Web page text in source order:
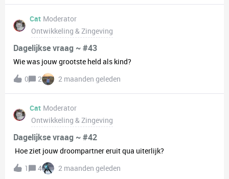
Cat Moderator
Ontwikkeling & Zingeving
Dagelijkse vraag ~ #43
Wie was jouw grootste held als kind?
0
2 2 maanden geleden
Cat Moderator
Ontwikkeling & Zingeving
Dagelijkse vraag ~ #42
Hoe ziet jouw droompartner eruit qua uiterlijk?
1
4 2 maanden geleden